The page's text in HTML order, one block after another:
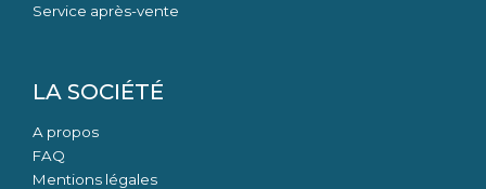
Service après-vente
LA SOCIÉTÉ
A propos
FAQ
Mentions légales